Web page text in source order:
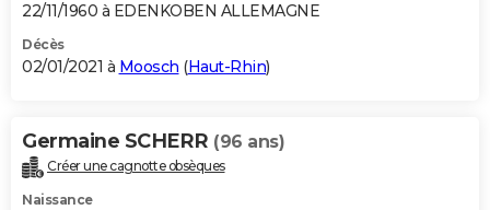
22/11/1960 à EDENKOBEN ALLEMAGNE
Décès
02/01/2021 à Moosch (Haut-Rhin)
Germaine SCHERR (96 ans)
Créer une cagnotte obsèques
Naissance